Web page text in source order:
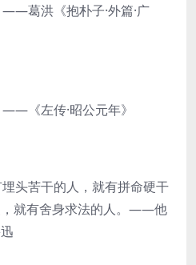
葛洪《抱朴子·外篇·广
《左传·昭公元年》
头苦干的人，就有拼命硬干
，就有舍身求法的人。——他